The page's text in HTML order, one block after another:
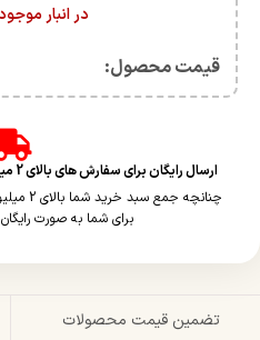
در انبار
قیمت محصول:​
ارسال رایگان برای سفارش های بالای 2 میلیون و 500 هزار تومان(غیر حجمی)
برای شما به صورت
تضمین قیمت محصولات